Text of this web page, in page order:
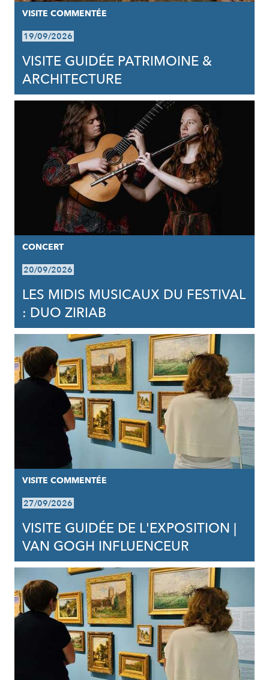
VISITE COMMENTÉE
19/09/2026
VISITE GUIDÉE PATRIMOINE &
ARCHITECTURE
CONCERT
20/09/2026
LES MIDIS MUSICAUX DU FESTIVAL
: DUO ZIRIAB
VISITE COMMENTÉE
27/09/2026
VISITE GUIDÉE DE L'EXPOSITION |
VAN GOGH INFLUENCEUR